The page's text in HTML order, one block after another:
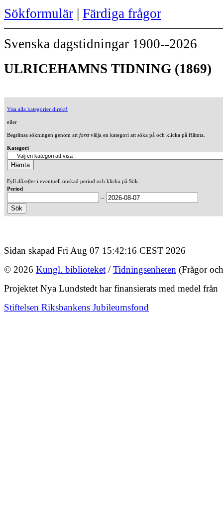
Sökformulär | Färdiga frågor
Svenska dagstidningar 1900--2026
ULRICEHAMNS TIDNING (1869)
Visa alla kategorier direkt!
eller
Begränsa sökningen genom att förstvälja en kategori att söka på och klicka på Hämta.
Kategori
Fyll därefteri eventuell önskad period och klicka på Sök.
Period
--
Sidan skapad Fri Aug 07 15:42:16 CEST 2026
© 2026 Kungl. biblioteket /Tidningsenheten (Frågor
Projektet Nya Lundstedt har finansierats med medel från
Stiftelsen Riksbankens Jubileumsfond